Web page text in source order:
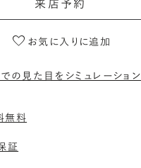
来店予約
お気に入りに追加
の見た目をシミュレーション
無料
証